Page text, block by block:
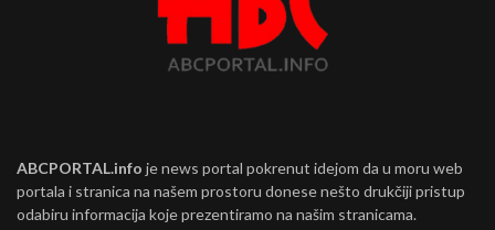
ABCPORTAL.info je news portal pokrenut idejom da u moru web
portala i stranica na našem prostoru donese nešto drukčiji pristup
odabiru informacija koje prezentiramo na našim stranicama.